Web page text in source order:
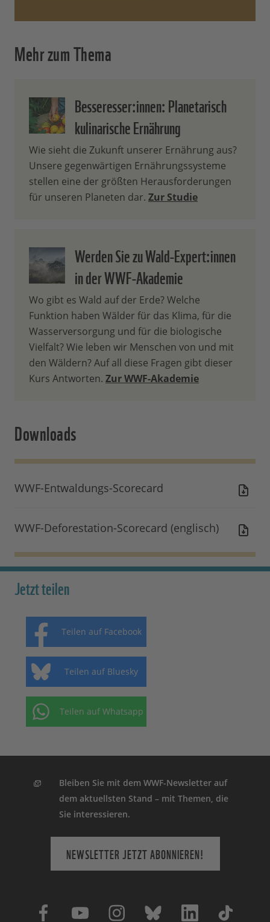
sollten Unternehmen außerdem
prüfen, ob sie von bereits
n lernen und so Synergien
erzeugen können.
Sollte ein Unternehmen
Risikorohstoffedurch andere
Rohstoffe ersetzen, müssen
diese ebenfalls nachhaltig und
ihre Herkunft bekannt sein,
werden.
Mehr zum Thema
Besseresser:innen: Planetarisch
kulinarische Ernährung
Wie sieht die Zukunft unserer Ernährung aus?
Unsere gegenwärtigen Ernährungssysteme
stellen eine der größten Herausforderungen
für unseren Planeten dar. Zur Studie
Werden Sie zu Wald-Expert:innen
in der WWF-Akademie
Wo gibt es Wald auf der Erde? Welche
Funktion haben Wälder für das Klima, für die
Wasserversorgung und für die biologische
Vielfalt? Wie leben wir Menschen von und mit
den Wäldern? Auf all diese Fragen gibt dieser
Kurs Antworten. Zur WWF-Akademie
Downloads
WWF-Entwaldungs-Scorecard
WWF-Deforestation-Scorecard (englisch)
Jetzt teilen
Teilen auf Facebook
Teilen auf Bluesky
Teilen auf Whatsapp
Bleiben Sie mit dem WWF-Newsletter auf
dem aktuellsten Stand – mit Themen, die
Sie interessieren.
NEWSLETTER JETZT ABONNIEREN!